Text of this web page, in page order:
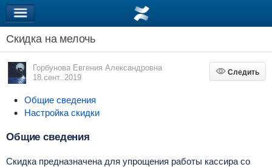
Скидка на мелочь
Горбунова Евгения Александровна
18.сент..2019
Следить
Следить
Общие сведения
Настройка скидки
Общие сведения
Скидка предназначена для упрощения работы кассира со